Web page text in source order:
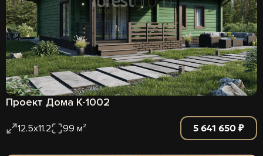
Проект Дома К-1002
12.5х11.2 99 м² 5 641 650 ₽